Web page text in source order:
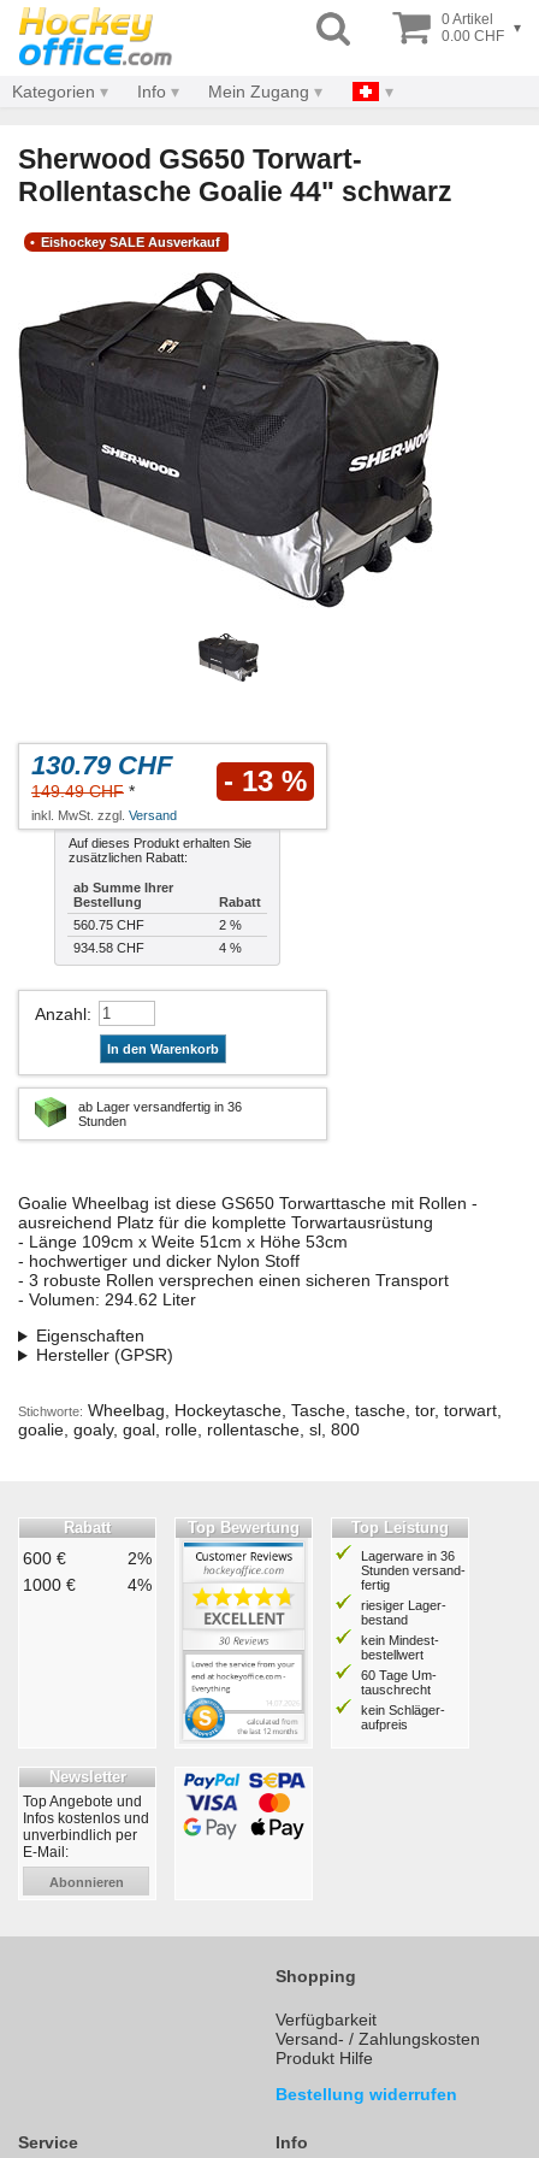
0 Artikel
0.00 CHF ▾
Kategorien Info Mein Zugang
Sherwood GS650 Torwart-
Rollentasche Goalie 44" schwarz
Eishockey SALE Ausverkauf
130.79 CHF
149.49 CHF * - 13 %
inkl. MwSt. zzgl. Versand
Auf dieses Produkt erhalten Sie
zusätzlichen Rabatt:
ab Summe Ihrer
Bestellung
Rabatt
560.75 CHF
2 %
934.58 CHF
4 %
Anzahl:
In den Warenkorb
ab Lager versandfertig in 36
Stunden
Goalie Wheelbag ist diese GS650 Torwarttasche mit Rollen -
ausreichend Platz für die komplette Torwartausrüstung
- Länge 109cm x Weite 51cm x Höhe 53cm
- hochwertiger und dicker Nylon Stoff
- 3 robuste Rollen versprechen einen sicheren Transport
- Volumen: 294.62 Liter
Eigenschaften
Hersteller (GPSR)
Stichworte: Wheelbag, Hockeytasche, Tasche, tasche, tor, torwart,
goalie, goaly, goal, rolle, rollentasche, sl, 800
Rabatt
600 €
2%
1000 €
4%
Top Bewertung Top Leistung
Lagerware in 36
Stunden ver­sand­
fertig
riesiger Lager­
bestand
kein Mindest­
bestell­wert
60 Tage Um­
tausch­recht
kein Schläger­
aufpreis
Newsletter
Top Angebote und
Infos kostenlos und
unverbindlich per
E-Mail:
Abonnieren
Shopping
Verfügbarkeit
Versand- / Zahlungskosten
Produkt Hilfe
Bestellung widerrufen
Service Info